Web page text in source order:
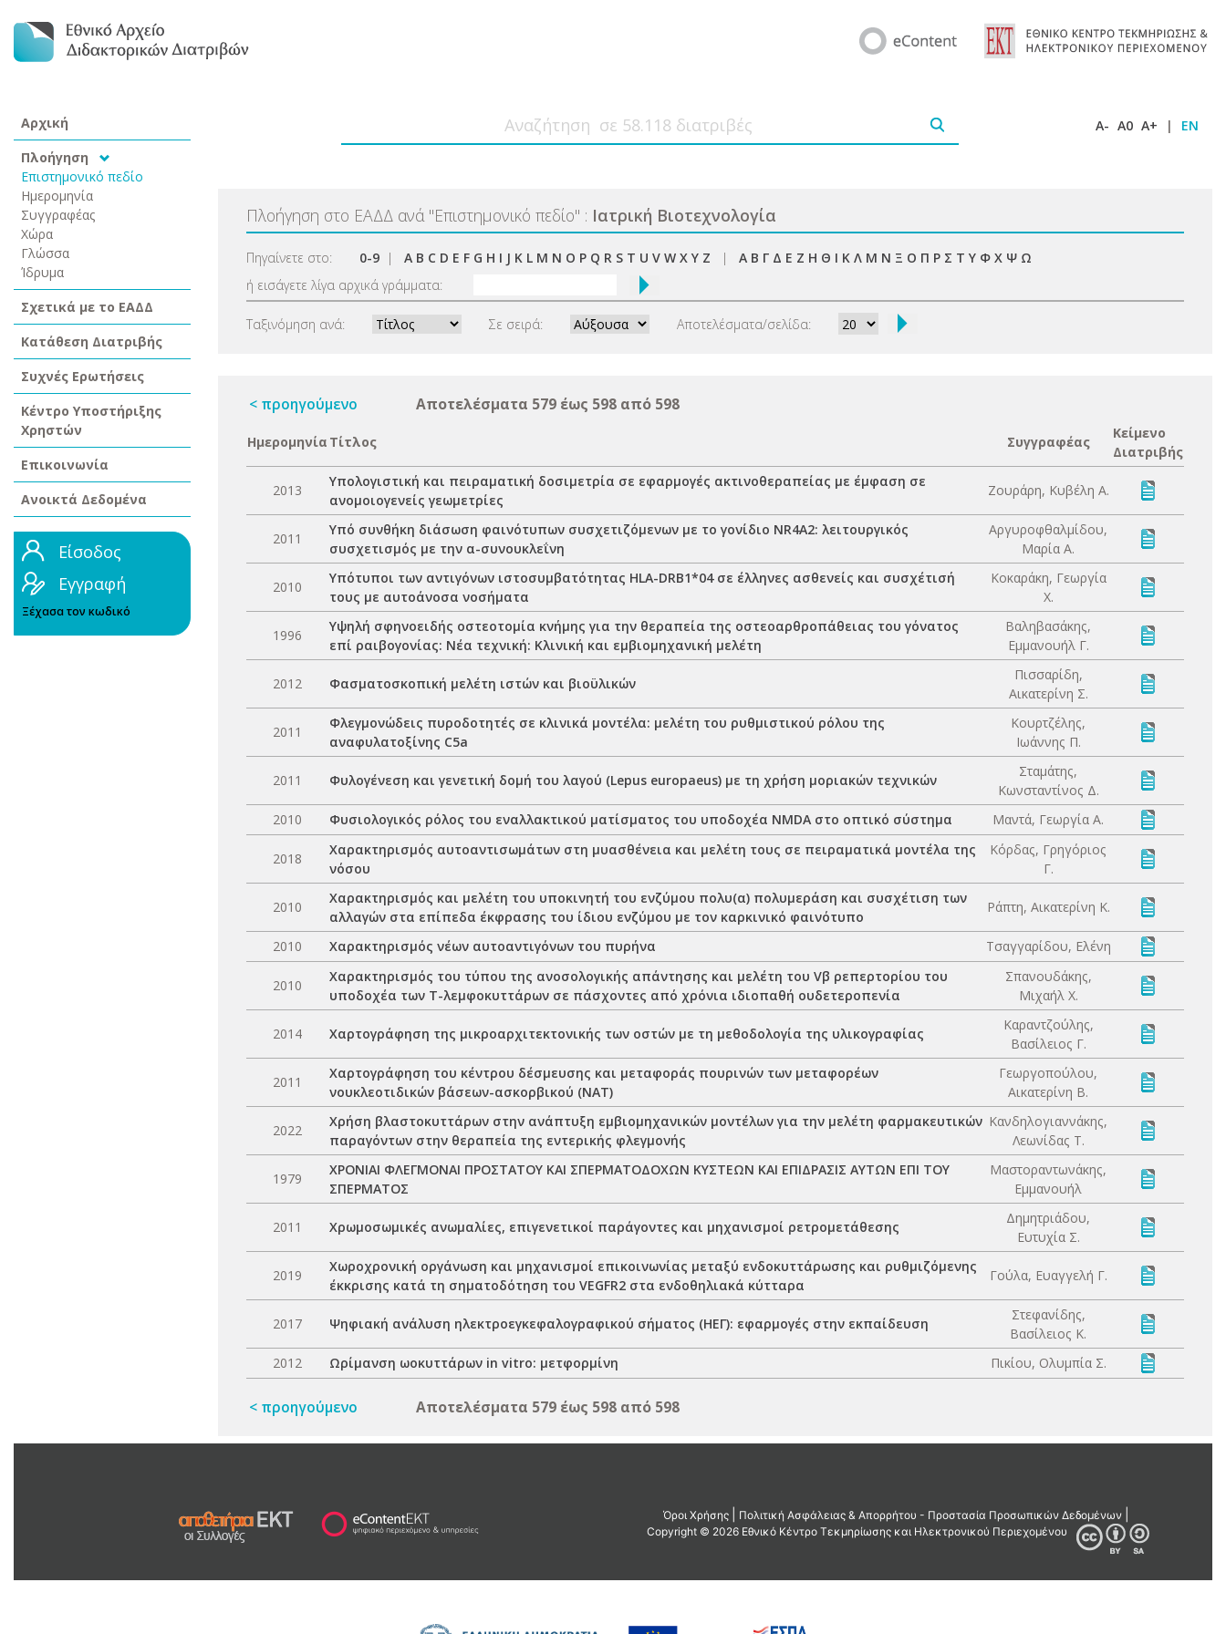
Αρχική
Πλοήγηση
Επιστημονικό πεδίο
Ημερομηνία
Συγγραφέας
Χώρα
Γλώσσα
Ίδρυμα
Σχετικά με το ΕΑΔΔ
Κατάθεση Διατριβής
Συχνές Ερωτήσεις
Κέντρο Υποστήριξης
Χρηστών
Επικοινωνία
Ανοικτά Δεδομένα
Είσοδος
Εγγραφή
Ξέχασα τον κωδικό
A- A0 A+ | EN
Πλοήγηση στο ΕΑΔΔ ανά "Επιστημονικό πεδίο" : Ιατρική Βιοτεχνολογία
Πηγαίνετε στο: 0-9 | A B C D E F G H I J K L M N O P Q R S T U V W X Y Z | Α Β Γ Δ Ε Ζ Η Θ Ι Κ Λ Μ Ν Ξ Ο Π Ρ Σ Τ Υ Φ Χ Ψ Ω
ή εισάγετε λίγα αρχικά γράμματα:
Ταξινόμηση ανά: Σε σειρά: Αποτελέσματα/σελίδα:
< προηγούμενο Αποτελέσματα 579 έως 598 από 598
Ημερομηνία Τίτλος Συγγραφέας
Κείμενο
Διατριβής
2013
Υπολογιστική και πειραματική δοσιμετρία σε εφαρμογές ακτινοθεραπείας με έμφαση σε
ανομοιογενείς γεωμετρίες
Ζουράρη, Κυβέλη Α.
2011
Υπό συνθήκη διάσωση φαινότυπων συσχετιζόμενων με το γονίδιο NR4A2: λειτουργικός
συσχετισμός με την α-συνουκλεΐνη
Αργυροφθαλμίδου,
Μαρία Α.
2010
Υπότυποι των αντιγόνων ιστοσυμβατότητας HLA-DRB1*04 σε έλληνες ασθενείς και συσχέτισή
τους με αυτοάνοσα νοσήματα
Κοκαράκη, Γεωργία
Χ.
1996
Υψηλή σφηνοειδής οστεοτομία κνήμης για την θεραπεία της οστεοαρθροπάθειας του γόνατος
επί ραιβογονίας: Νέα τεχνική: Κλινική και εμβιομηχανική μελέτη
Βαληβασάκης,
Εμμανουήλ Γ.
2012 Φασματοσκοπική μελέτη ιστών και βιοϋλικών
Πισσαρίδη,
Αικατερίνη Σ.
2011
Φλεγμονώδεις πυροδοτητές σε κλινικά μοντέλα: μελέτη του ρυθμιστικού ρόλου της
αναφυλατοξίνης C5a
Κουρτζέλης,
Ιωάννης Π.
2011 Φυλογένεση και γενετική δομή του λαγού (Lepus europaeus) με τη χρήση μοριακών τεχνικών
Σταμάτης,
Κωνσταντίνος Δ.
2010
Φυσιολογικός ρόλος του εναλλακτικού ματίσματος του υποδοχέα NMDA στο οπτικό σύστημα Μαντά, Γεωργία Α.
2018
Χαρακτηρισμός αυτοαντισωμάτων στη μυασθένεια και μελέτη τους σε πειραματικά μοντέλα της
νόσου
Κόρδας, Γρηγόριος
Γ.
2010
Χαρακτηρισμός και μελέτη του υποκινητή του ενζύμου πολυ(α) πολυμεράση και συσχέτιση των
αλλαγών στα επίπεδα έκφρασης του ίδιου ενζύμου με τον καρκινικό φαινότυπο
Ράπτη, Αικατερίνη Κ.
2010 Χαρακτηρισμός νέων αυτοαντιγόνων του πυρήνα Τσαγγαρίδου, Ελένη
2010
Χαρακτηρισμός του τύπου της ανοσολογικής απάντησης και μελέτη του Vβ ρεπερτορίου του
υποδοχέα των Τ-λεμφοκυττάρων σε πάσχοντες από χρόνια ιδιοπαθή ουδετεροπενία
Σπανουδάκης,
Μιχαήλ Χ.
2014 Χαρτογράφηση της μικροαρχιτεκτονικής των οστών με τη μεθοδολογία της υλικογραφίας
Καραντζούλης,
Βασίλειος Γ.
2011
Χαρτογράφηση του κέντρου δέσμευσης και μεταφοράς πουρινών των μεταφορέων
νουκλεοτιδικών βάσεων-ασκορβικού (ΝΑΤ)
Γεωργοπούλου,
Αικατερίνη Β.
2022
Χρήση βλαστοκυττάρων στην ανάπτυξη εμβιομηχανικών μοντέλων για την μελέτη φαρμακευτικών
παραγόντων στην θεραπεία της εντερικής φλεγμονής
Κανδηλογιαννάκης,
Λεωνίδας Τ.
1979
ΧΡΟΝΙΑΙ ΦΛΕΓΜΟΝΑΙ ΠΡΟΣΤΑΤΟΥ ΚΑΙ ΣΠΕΡΜΑΤΟΔΟΧΩΝ ΚΥΣΤΕΩΝ ΚΑΙ ΕΠΙΔΡΑΣΙΣ ΑΥΤΩΝ ΕΠΙ ΤΟΥ
ΣΠΕΡΜΑΤΟΣ
Μαστοραντωνάκης,
Εμμανουήλ
2011 Χρωμοσωμικές ανωμαλίες, επιγενετικοί παράγοντες και μηχανισμοί ρετρομετάθεσης
Δημητριάδου,
Ευτυχία Σ.
2019
Χωροχρονική οργάνωση και μηχανισμοί επικοινωνίας μεταξύ ενδοκυττάρωσης και ρυθμιζόμενης
έκκρισης κατά τη σηματοδότηση του VEGFR2 στα ενδοθηλιακά κύτταρα
Γούλα, Ευαγγελή Γ.
2017 Ψηφιακή ανάλυση ηλεκτροεγκεφαλογραφικού σήματος (ΗΕΓ): εφαρμογές στην εκπαίδευση
Στεφανίδης,
Βασίλειος Κ.
2012
Ωρίμανση ωοκυττάρων in vitro: μετφορμίνη Πικίου, Ολυμπία Σ.
< προηγούμενο Αποτελέσματα 579 έως 598 από 598